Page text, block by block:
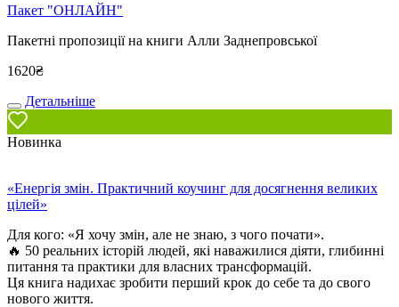
Пакет "ОНЛАЙН"
Пакетні пропозиції на книги Алли Заднепровської
1620₴
Детальніше
Новинка
«Енергія змін. Практичний коучинг для досягнення великих
цілей»
Для кого: «Я хочу змін, але не знаю, з чого почати».
🔥 50 реальних історій людей, які наважилися діяти, глибинні
питання та практики для власних трансформацій.
Ця книга надихає зробити перший крок до себе та до свого
нового життя.